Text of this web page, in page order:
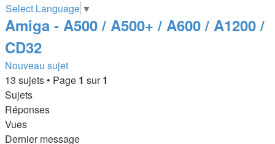
Select Language ▼
Amiga - A500 / A500+ / A600 / A1200 /
CD32
Nouveau sujet
13 sujets • Page 1 sur1
Sujets
Réponses
Vues
Dernier message